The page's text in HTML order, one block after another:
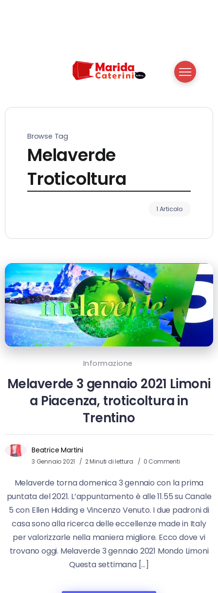
Browse Tag
Melaverde
Troticoltura
1 Articolo
Informazione
Melaverde 3 gennaio 2021 Limoni
a Piacenza, troticoltura in
Trentino
Beatrice Martini
3 Gennaio 2021 2 Minuti di lettura 0 Commenti
Melaverde torna domenica 3 gennaio con la prima
puntata del 2021. L’appuntamento è alle 11.55 su Canale
5 con Ellen Hidding e Vincenzo Venuto. I due padroni di
casa sono alla ricerca delle eccellenze made in Italy
per valorizzarle nella maniera migliore. Ecco dove vi
trovano oggi. Melaverde 3 gennaio 2021 Mondo Limoni
Questa settimana […]